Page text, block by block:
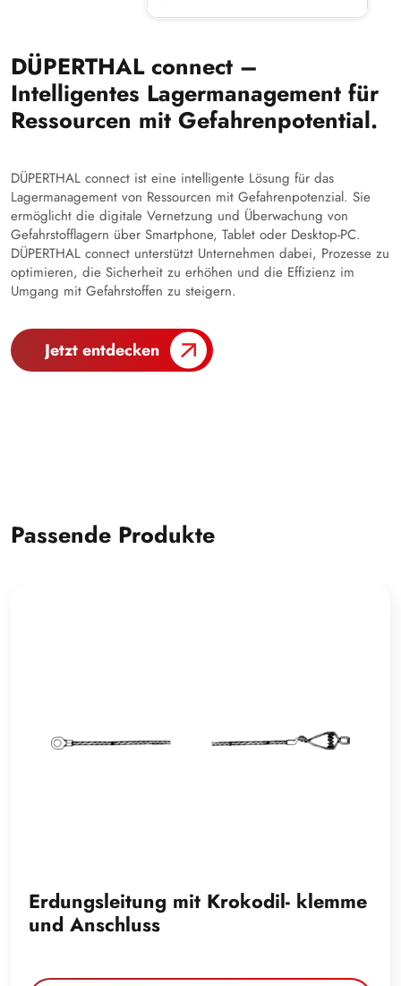
DÜPERTHAL connect –
Intelligentes Lagermanagement für
Ressourcen mit Gefahrenpotential.
DÜPERTHAL connect ist eine intelligente Lösung für das
Lagermanagement von Ressourcen mit Gefahrenpotenzial. Sie
ermöglicht die digitale Vernetzung und Überwachung von
Gefahrstofflagern über Smartphone, Tablet oder Desktop-PC.
DÜPERTHAL connect unterstützt Unternehmen dabei, Prozesse zu
optimieren, die Sicherheit zu erhöhen und die Effizienz im
Umgang mit Gefahrstoffen zu steigern.
Jetzt entdecken
Passende Produkte
Erdungsleitung mit Krokodil- klemme
und Anschluss